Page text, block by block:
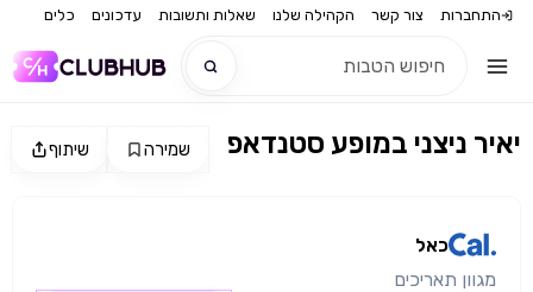
התחברות צור קשר הקהילה שלנו שאלות ותשובות עדכונים כלים
חדש שיתוף שמירה יאיר ניצני במופע סטנדאפ
כאל
מגוון תאריכים